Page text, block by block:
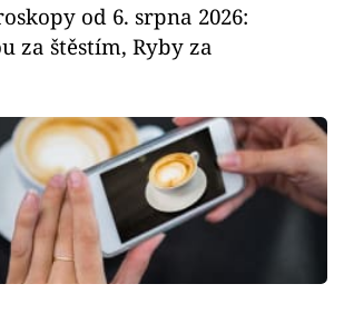
od 6. srpna 2026:
za štěstím, Ryby za